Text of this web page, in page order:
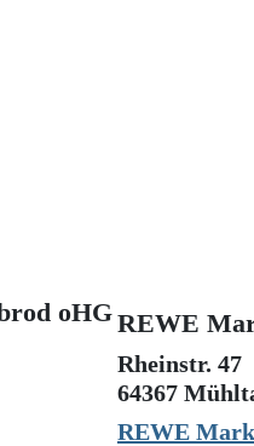
oHGREWE
Rheinstr. 47
64367
REWE